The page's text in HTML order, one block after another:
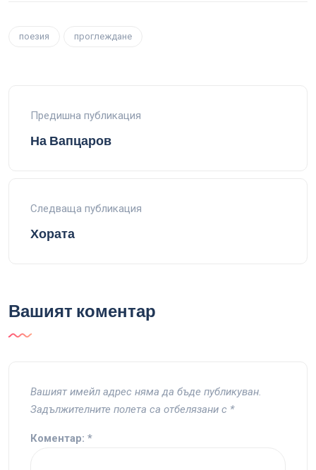
поезия проглеждане
Предишна публикация
На Вапцаров
Следваща публикация
Хората
Вашият коментар
Вашият имейл адрес няма да бъде публикуван.
Задължителните полета са отбелязани с *
Коментар: *